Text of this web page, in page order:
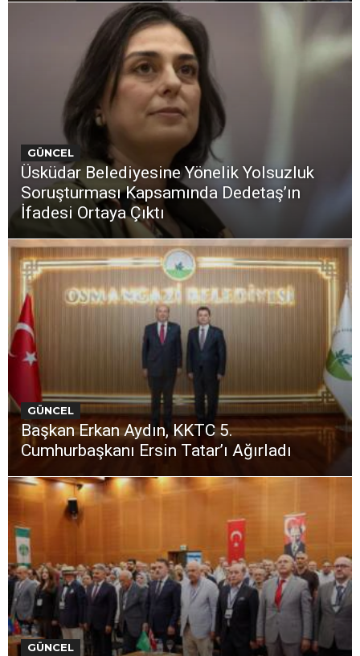
GÜNCEL
Üsküdar Belediyesine Yönelik Yolsuzluk
Soruşturması Kapsamında Dedetaş’ın
İfadesi Ortaya Çıktı
GÜNCEL
Başkan Erkan Aydın, KKTC 5.
Cumhurbaşkanı Ersin Tatar’ı Ağırladı
GÜNCEL